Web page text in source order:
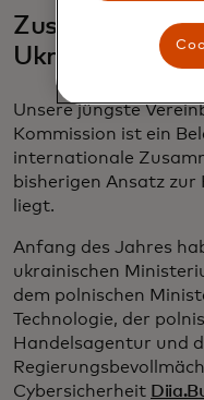
Ukraine
Unsere jüngste
Kommission ist ein
internationale
bisherigen Ansatz
liegt.
Anfang des Jahres
ukrainischen
dem polnischen
Technologie, der
Handelsagentur und
Cybersicherheit